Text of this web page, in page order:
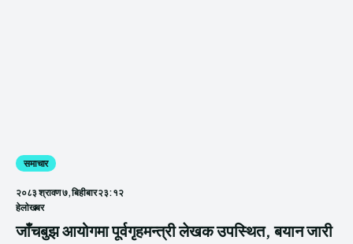
समाचार
२०८३ श्रावण ७, बिहीबार २३:१२
हेलाेखबर
जाँचबुझ आयोगमा पूर्वगृहमन्त्री लेखक उपस्थित, बयान जारी